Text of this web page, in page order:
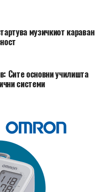
музичкиот караван
Сите основни училишта
системи